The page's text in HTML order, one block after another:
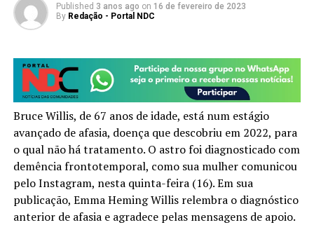
Published 3 anos ago on 16 de fevereiro de 2023
By Redação - Portal NDC
Bruce Willis, de 67 anos de idade, está num estágio
avançado de afasia, doença que descobriu em 2022, para
o qual não há tratamento. O astro foi diagnosticado com
demência frontotemporal, como sua mulher comunicou
pelo Instagram, nesta quinta-feira (16). Em sua
publicação, Emma Heming Willis relembra o diagnóstico
anterior de afasia e agradece pelas mensagens de apoio.